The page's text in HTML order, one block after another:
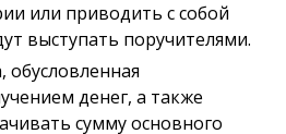
или приводить с собой
выступать поручителями.
денег, а также
сумму основного